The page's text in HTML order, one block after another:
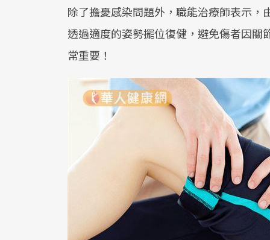
除了擔憂感染問題外，職能治療師表示
透過適度的姿勢擺位復健，避免傷者因
常重要！